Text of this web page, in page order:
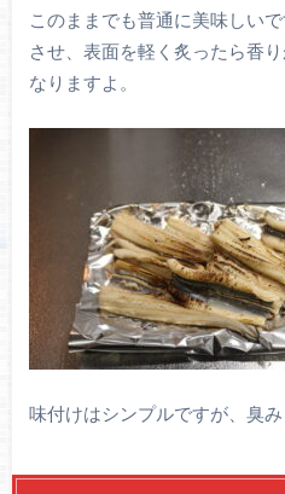
このままでも普通に美味しい
させ、表面を軽く炙ったら香
なりますよ。
味付けはシンプルですが、臭み